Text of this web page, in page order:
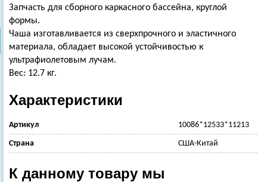
Запчасть для сборного каркасного бассейна, круглой
формы.
Чаша изготавливается из сверхпрочного и эластичного
материала, обладает высокой устойчивостью к
ультрафиолетовым лучам.
Вес: 12.7 кг.
Характеристики
Артикул 10086*12533*11213
Страна США-Китай
К данному товару мы